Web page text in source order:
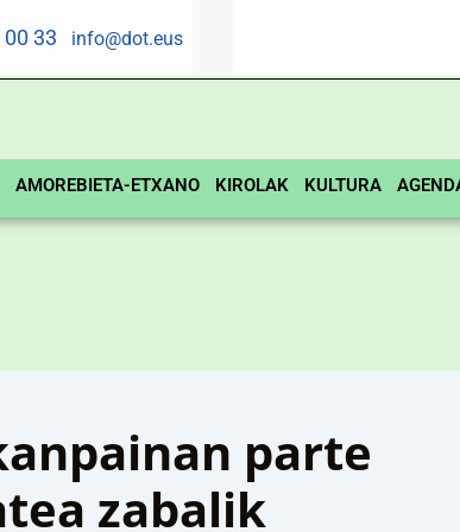
00 33 info@dot.eus
AMOREBIETA-ETXANO KIROLAK KULTURA
parte
zabalik